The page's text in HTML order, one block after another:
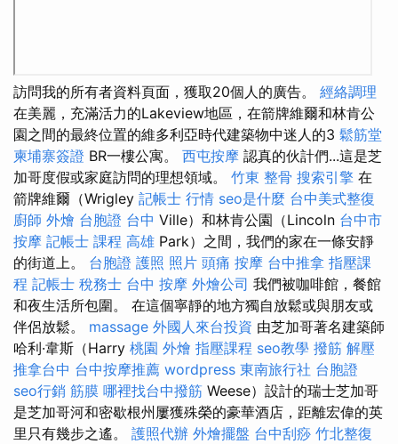
訪問我的所有者資料頁面，獲取20個人的廣告。 經絡調理
在美麗，充滿活力的Lakeview地區，在箭牌維爾和林肯公
園之間的最終位置的維多利亞時代建築物中迷人的3 鬆筋堂
柬埔寨簽證 BR一樓公寓。 西屯按摩 認真的伙計們...這是芝
加哥度假或家庭訪問的理想領域。 竹東 整骨 搜索引擎 在
箭牌維爾（Wrigley 記帳士 行情 seo是什麼 台中美式整復
廚師 外燴 台胞證 台中 Ville）和林肯公園（Lincoln 台中市
按摩 記帳士 課程 高雄 Park）之間，我們的家在一條安靜
的街道上。 台胞證 護照 照片 頭痛 按摩 台中推拿 指壓課
程 記帳士 稅務士 台中 按摩 外燴公司 我們被咖啡館，餐館
和夜生活所包圍。 在這個寧靜的地方獨自放鬆或與朋友或
伴侶放鬆。 massage 外國人來台投資 由芝加哥著名建築師
哈利·韋斯（Harry 桃園 外燴 指壓課程 seo教學 撥筋 解壓
推拿台中 台中按摩推薦 wordpress 東南旅行社 台胞證
seo行銷 筋膜 哪裡找台中撥筋 Weese）設計的瑞士芝加哥
是芝加哥河和密歇根州屢獲殊榮的豪華酒店，距離宏偉的英
里只有幾步之遙。 護照代辦 外燴擺盤 台中刮痧 竹北整復